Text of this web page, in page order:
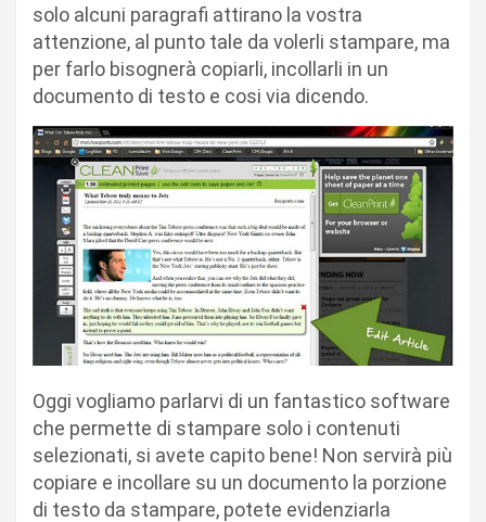
solo alcuni paragrafi attirano la vostra
attenzione, al punto tale da volerli stampare, ma
per farlo bisognerà copiarli, incollarli in un
documento di testo e cosi via dicendo.
Oggi vogliamo parlarvi di un fantastico software
che permette di stampare solo i contenuti
selezionati, si avete capito bene! Non servirà più
copiare e incollare su un documento la porzione
di testo da stampare, potete evidenziarla